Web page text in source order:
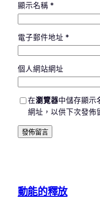
顯示名稱 *
電子郵件地址 *
個人網站網址
在瀏覽器中儲存顯示
網址，以供下次發佈
動能的釋放